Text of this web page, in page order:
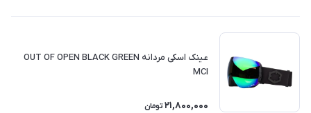
عینک اسکی مردانه OUT OF OPEN BLACK GREEN
MCI
21,800,000 تومان